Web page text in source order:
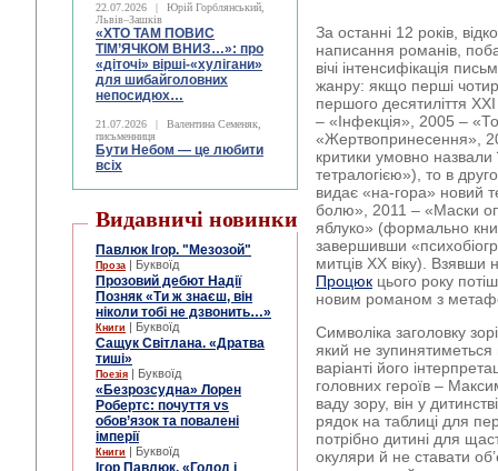
22.07.2026 |
Юрій Горблянський,
Львів–Зашків
«ХТО ТАМ ПОВИС
ТІМ’ЯЧКОМ ВНИЗ…»: про
«діточі» вірші-«хулігани»
для шибайголовних
непосидюх…
21.07.2026 |
Валентина Семеняк,
письменниця
Бути Небом ― це любити
всіх
Видавничі новинки
Павлюк Ігор. "Мезозой"
Проза | Буквоїд
Прозовий дебют Надії
Позняк «Ти ж знаєш, він
ніколи тобі не дзвонить…»
Книги | Буквоїд
Сащук Світлана. «Дратва
тиші»
Поезія | Буквоїд
«Безрозсудна» Лорен
Робертс: почуття vs
обов’язок та повалені
імперії
Книги | Буквоїд
Ігор Павлюк. «Голод і
За останні 12 років,
написання романів,
вічі інтенсифікація
жанру: якщо перші
першого десятиліття
– «Інфекція», 2005 –
«Жертвопринесення»,
критики умовно назвали
тетралогією»), то в
видає «на-гора» новий
болю», 2011 – «Маски
яблуко» (формально
завершивши
митців ХХ віку). Взявши
Процюк цього року
новим романом з
Символіка заголовку
який не
варіанті його
головних героїв –
ваду зору, він у
рядок на таблиці для
потрібно дитині для
окуляри й не ставати